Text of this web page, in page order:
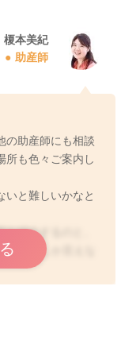
榎本美紀
助産師
の助産師にも相談
所も色々ご案内し
いと難しいかなと
紹介するのと、
さいとしか言えな
ません。